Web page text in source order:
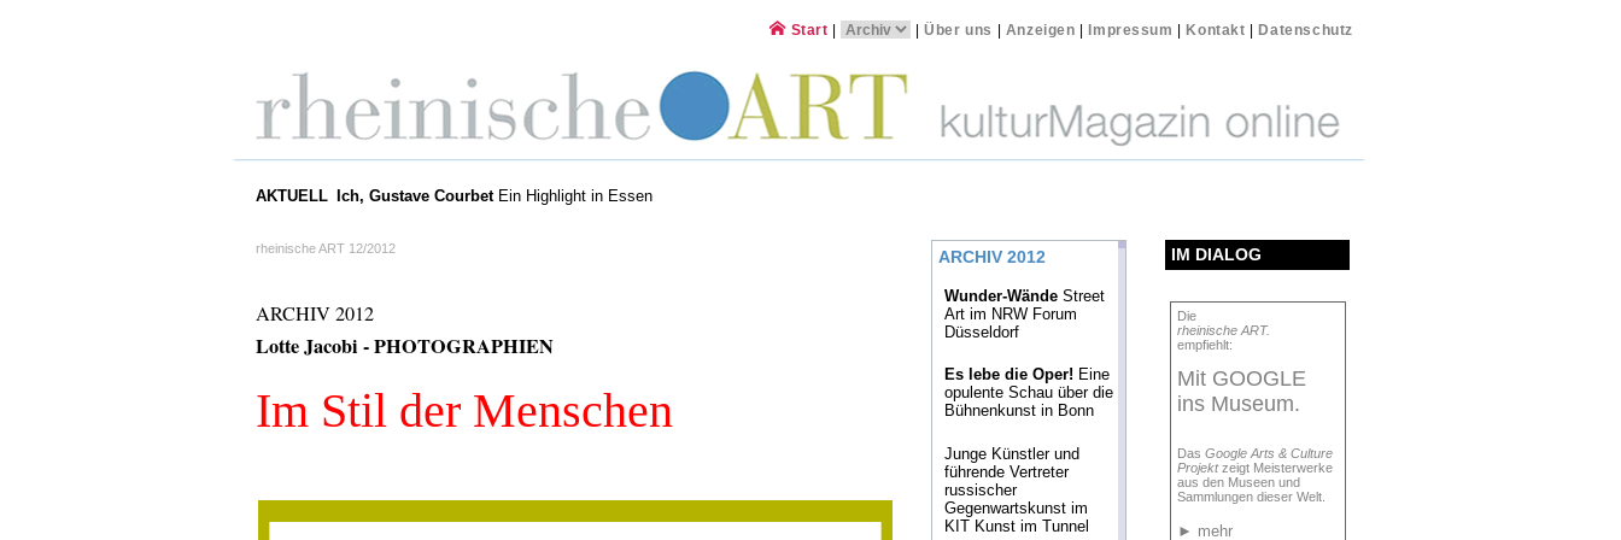
Start |Über uns Anzeigen Impressum Kontakt Datenschutz
AKTUELL Ich, Gustave CourbetEin Highlight in Essen
rheinische ART 12/2012
ARCHIV 2012
Lotte Jacobi - PHOTOGRAPHIEN
Im Stil der Menschen
IM DIALOG
Die
rheinische ART.
empfiehlt:
Mit GOOGLE
ins Museum.
Das Google Arts & Culture
Projektzeigt Meisterwerke
aus den Museen und
Sammlungen dieser Welt.
► mehr
ARCHIV 2012
Wunder-Wände Street
Art im NRW Forum
Düsseldorf
Es lebe die Oper! Eine
opulente Schau über die
Bühnenkunst in Bonn
Junge Künstler und
führende Vertreter
russischer
Gegenwartskunst im
KIT Kunst im Tunnel